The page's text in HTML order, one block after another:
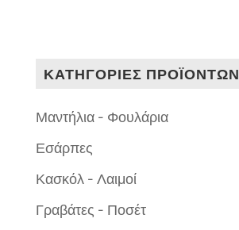
ΚΑΤΗΓΟΡΙΕΣ ΠΡΟΪΟΝΤΩΝ
Μαντήλια - Φουλάρια
Εσάρπες
Κασκόλ - Λαιμοί
Γραβάτες - Ποσέτ